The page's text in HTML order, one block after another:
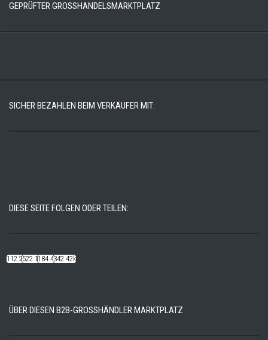
GEPRÜFTER GROSSHANDELSMARKTPLATZ
SICHER BEZAHLEN BEIM VERKÄUFER MIT:
DIESE SEITE FOLGEN ODER TEILEN:
112.22k522.14k184.48k342.42k
ÜBER DIESEN B2B-GROSSHÄNDLER MARKTPLATZ